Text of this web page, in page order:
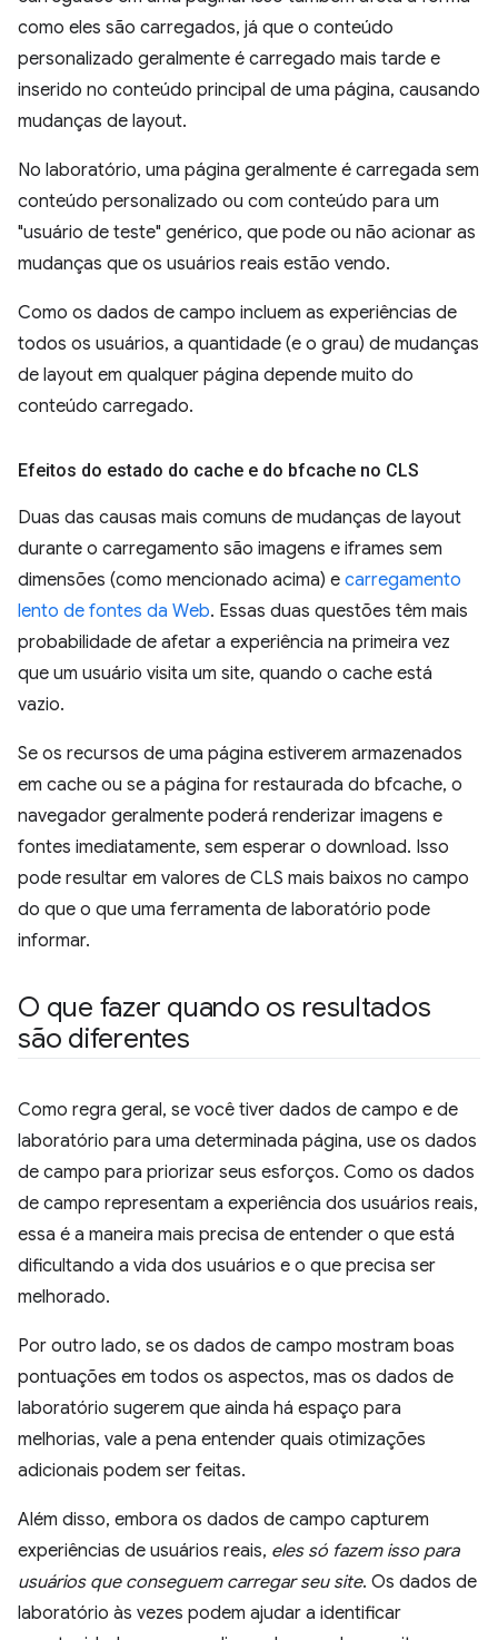
como eles são carregados, já que o conteúdo
personalizado geralmente é carregado mais tarde e
inserido no conteúdo principal de uma página, causando
mudanças de layout.
No laboratório, uma página geralmente é carregada sem
conteúdo personalizado ou com conteúdo para um
"usuário de teste" genérico, que pode ou não acionar as
mudanças que os usuários reais estão vendo.
Como os dados de campo incluem as experiências de
todos os usuários, a quantidade (e o grau) de mudanças
de layout em qualquer página depende muito do
conteúdo carregado.
Efeitos do estado do cache e do bfcache no CLS
Duas das causas mais comuns de mudanças de layout
durante o carregamento são imagens e iframes sem
dimensões (como mencionado acima) e carregamento
lento de fontes da Web. Essas duas questões têm mais
probabilidade de afetar a experiência na primeira vez
que um usuário visita um site, quando o cache está
vazio.
Se os recursos de uma página estiverem armazenados
em cache ou se a página for restaurada do bfcache, o
navegador geralmente poderá renderizar imagens e
fontes imediatamente, sem esperar o download. Isso
pode resultar em valores de CLS mais baixos no campo
do que o que uma ferramenta de laboratório pode
informar.
O que fazer quando os resultados
são diferentes
Como regra geral, se você tiver dados de campo e de
laboratório para uma determinada página, use os dados
de campo para priorizar seus esforços. Como os dados
de campo representam a experiência dos usuários reais,
essa é a maneira mais precisa de entender o que está
dificultando a vida dos usuários e o que precisa ser
melhorado.
Por outro lado, se os dados de campo mostram boas
pontuações em todos os aspectos, mas os dados de
laboratório sugerem que ainda há espaço para
melhorias, vale a pena entender quais otimizações
adicionais podem ser feitas.
Além disso, embora os dados de campo capturem
experiências de usuários reais, eles só fazem isso para
usuários que conseguem carregar seu site. Os dados de
laboratório às vezes podem ajudar a identificar